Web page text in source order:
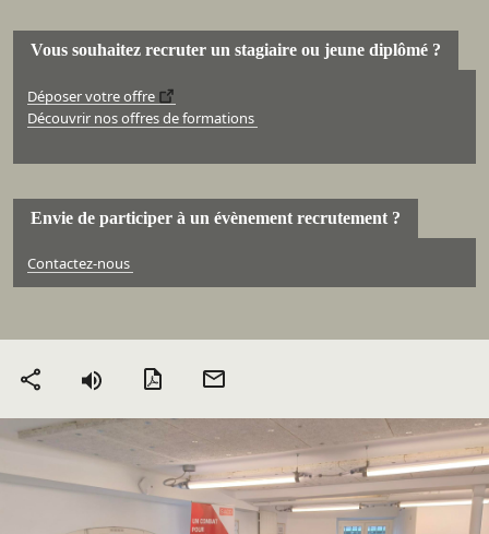
Vous souhaitez recruter un stagiaire ou jeune diplômé ?
Déposer votre offre
Découvrir nos offres de formations
Envie de participer à un évènement recrutement ?
Contactez-nous
Partager Version PDF